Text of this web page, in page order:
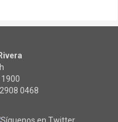
2908 0468